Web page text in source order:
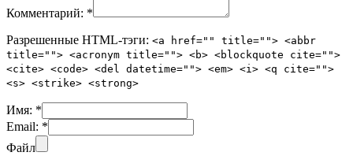
Комментарий: *
Разрешенные HTML-тэги: <a href="" title=""> <abbr
title=""> <acronym title=""> <b> <blockquote cite="">
<cite> <code> <del datetime=""> <em> <i> <q cite="">
<s> <strike> <strong>
Имя: *
Email: *
Файл